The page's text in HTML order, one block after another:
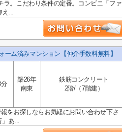
。こだわり条件の定番。コンビニ「ファ
え...
ム済みマンション【仲介手数料無料】
築26年
南東
鉄筋コンクリート
2階/（7階建）
をお探しならお気軽にお問い合わせ下さ
」あ...